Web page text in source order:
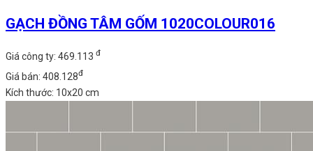
GẠCH ĐỒNG TÂM GỐM 1020COLOUR016
Giá công ty: 469.113 đ
Giá bán: 408.128đ
Kích thước: 10x20 cm